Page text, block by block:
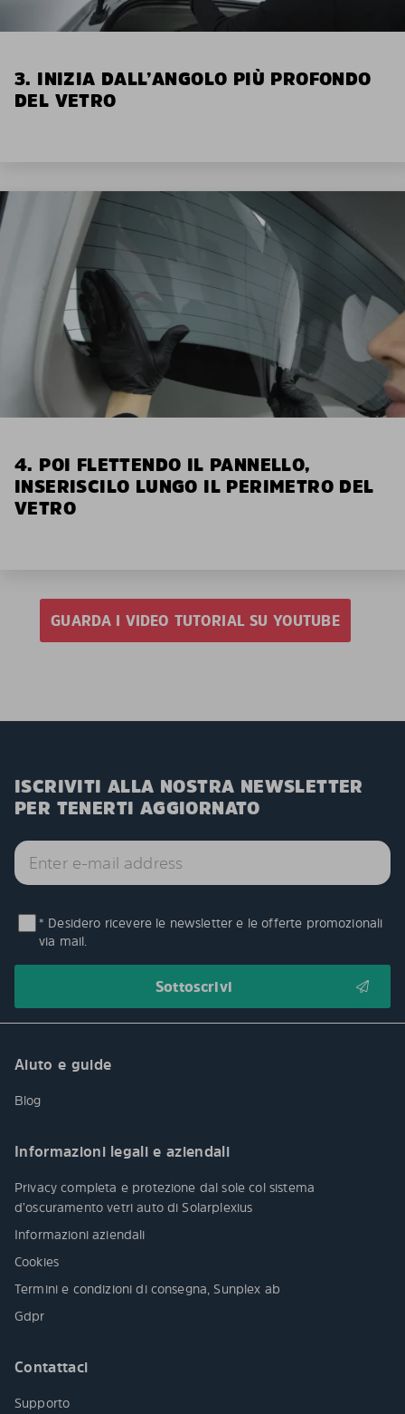
3. INIZIA DALL’ANGOLO PIÙ PROFONDO
DEL VETRO
4. POI FLETTENDO IL PANNELLO,
INSERISCILO LUNGO IL PERIMETRO DEL
VETRO
GUARDA I VIDEO TUTORIAL SU YOUTUBE
ISCRIVITI ALLA NOSTRA NEWSLETTER
PER TENERTI AGGIORNATO
* Desidero ricevere le newsletter e le offerte promozionali
via mail.
Aiuto e guide
Blog
Informazioni legali e aziendali
Privacy completa e protezione dal sole col sistema
d’oscuramento vetri auto di Solarplexius
Informazioni aziendali
Cookies
Termini e condizioni di consegna, Sunplex ab
Gdpr
Contattaci
Supporto